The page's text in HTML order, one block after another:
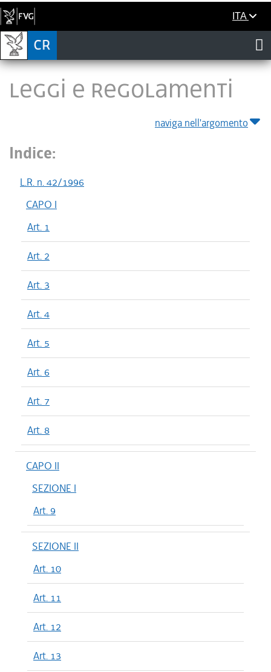
ITA
LEGGI E REGOLAMENTI
naviga nell'argomento
Indice:
L.R. n. 42/1996
CAPO I
Art. 1
Art. 2
Art. 3
Art. 4
Art. 5
Art. 6
Art. 7
Art. 8
CAPO II
SEZIONE I
Art. 9
SEZIONE II
Art. 10
Art. 11
Art. 12
Art. 13